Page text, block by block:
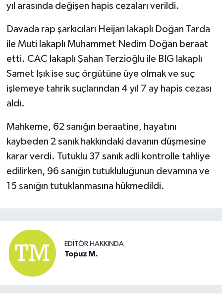
yıl arasında değişen hapis cezaları verildi.
Davada rap şarkıcıları Heijan lakaplı Doğan Tarda
ile Muti lakaplı Muhammet Nedim Doğan beraat
etti. CAC lakaplı Şahan Terzioğlu ile BIG lakaplı
Samet Işık ise suç örgütüne üye olmak ve suç
işlemeye tahrik suçlarından 4 yıl 7 ay hapis cezası
aldı.
Mahkeme, 62 sanığın beraatine, hayatını
kaybeden 2 sanık hakkındaki davanın düşmesine
karar verdi. Tutuklu 37 sanık adli kontrolle tahliye
edilirken, 96 sanığın tutukluluğunun devamına ve
15 sanığın tutuklanmasına hükmedildi.
EDITÖR HAKKINDA
Topuz M.